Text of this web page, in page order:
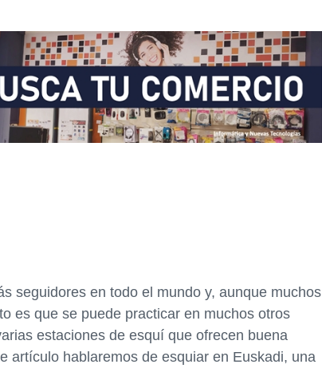
seguidores en todo el mundo y, aunque muchos
es que se puede practicar en muchos otros
estaciones de esquí que ofrecen buena
artículo hablaremos de esquiar en Euskadi, una